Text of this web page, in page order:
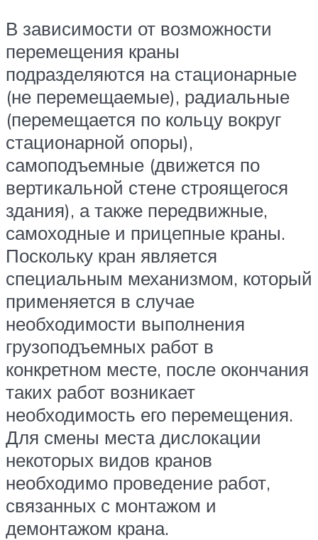
В зависимости от возможности
перемещения краны
подразделяются на стационарные
(не перемещаемые), радиальные
(перемещается по кольцу вокруг
стационарной опоры),
самоподъемные (движется по
вертикальной стене строящегося
здания), а также передвижные,
самоходные и прицепные краны.
Поскольку кран является
специальным механизмом, который
применяется в случае
необходимости выполнения
грузоподъемных работ в
конкретном месте, после окончания
таких работ возникает
необходимость его перемещения.
Для смены места дислокации
некоторых видов кранов
необходимо проведение работ,
связанных с монтажом и
демонтажом крана.